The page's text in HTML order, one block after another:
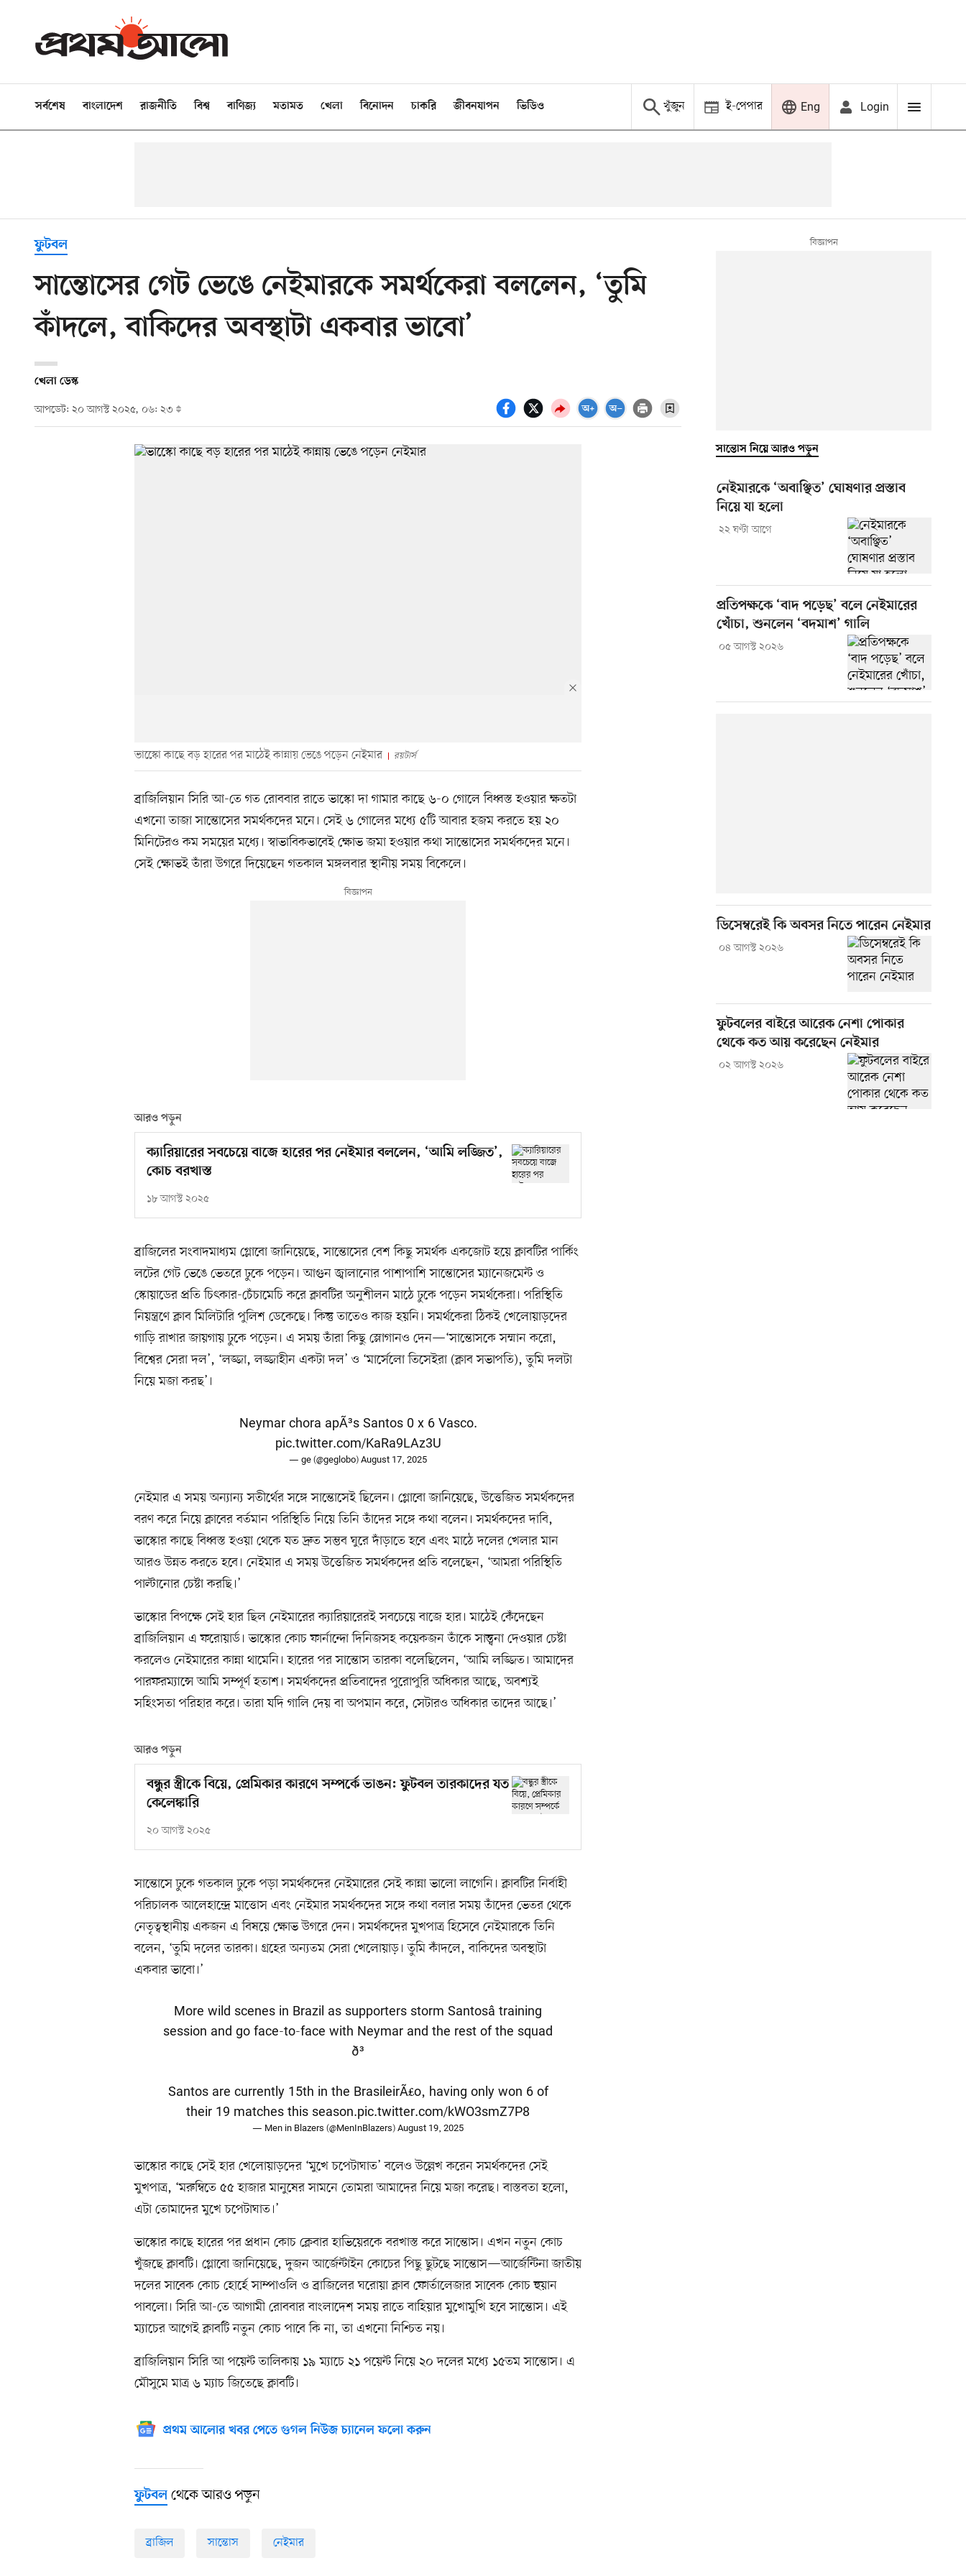
সর্বশেষ বাংলাদেশ রাজনীতি বিশ্ব বাণিজ্য মতামত খেলা বিনোদন চাকরি জীবনযাপন ভিডিও খুঁজুন ই-পেপার Eng Login
ফুটবল
সান্তোসের গেট ভেঙে নেইমারকে সমর্থকেরা বললেন, ‘তুমি
কাঁদলে, বাকিদের অবস্থাটা একবার ভাবো’
খেলা ডেস্ক
আপডেট: ২০ আগস্ট ২০২৫, ০৬: ২৩
ভাস্কোে কাছে বড় হারের পর মাঠেই কান্নায় ভেঙে পড়েন নেইমার রয়টার্স
ব্রাজিলিয়ান সিরি আ-তে গত রোববার রাতে ভাস্কো দা গামার কাছে ৬-০ গোলে বিধ্বস্ত হওয়ার ক্ষতটা
এখনো তাজা সান্তোসের সমর্থকদের মনে। সেই ৬ গোলের মধ্যে ৫টি আবার হজম করতে হয় ২০
মিনিটেরও কম সময়ের মধ্যে। স্বাভাবিকভাবেই ক্ষোভ জমা হওয়ার কথা সান্তোসের সমর্থকদের মনে।
সেই ক্ষোভই তাঁরা উগরে দিয়েছেন গতকাল মঙ্গলবার স্থানীয় সময় বিকেলে।
আরও পড়ুন
ক্যারিয়ারের সবচেয়ে বাজে হারের পর নেইমার বললেন, ‘আমি লজ্জিত’,
কোচ বরখাস্ত
১৮ আগস্ট ২০২৫
ব্রাজিলের সংবাদমাধ্যম গ্লোবো জানিয়েছে, সান্তোসের বেশ কিছু সমর্থক একজোট হয়ে ক্লাবটির পার্কিং
লটের গেট ভেঙে ভেতরে ঢুকে পড়েন। আগুন জ্বালানোর পাশাপাশি সান্তোসের ম্যানেজমেন্ট ও
স্কোয়াডের প্রতি চিৎকার-চেঁচামেচি করে ক্লাবটির অনুশীলন মাঠে ঢুকে পড়েন সমর্থকেরা। পরিস্থিতি
নিয়ন্ত্রণে ক্লাব মিলিটারি পুলিশ ডেকেছে। কিন্তু তাতেও কাজ হয়নি। সমর্থকেরা ঠিকই খেলোয়াড়দের
গাড়ি রাখার জায়গায় ঢুকে পড়েন। এ সময় তাঁরা কিছু স্লোগানও দেন—‘সান্তোসকে সম্মান করো,
বিশ্বের সেরা দল’, ‘লজ্জা, লজ্জাহীন একটা দল’ ও ‘মার্সেলো তিসেইরা (ক্লাব সভাপতি), তুমি দলটা
নিয়ে মজা করছ’।
Neymar chora apÃ³s Santos 0 x 6 Vasco.
pic.twitter.com/KaRa9LAz3U
— ge (@geglobo)August 17, 2025
নেইমার এ সময় অন্যান্য সতীর্থের সঙ্গে সান্তোসেই ছিলেন। গ্লোবো জানিয়েছে, উত্তেজিত সমর্থকদের
বরণ করে নিয়ে ক্লাবের বর্তমান পরিস্থিতি নিয়ে তিনি তাঁদের সঙ্গে কথা বলেন। সমর্থকদের দাবি,
ভাস্কোর কাছে বিধ্বস্ত হওয়া থেকে যত দ্রুত সম্ভব ঘুরে দাঁড়াতে হবে এবং মাঠে দলের খেলার মান
আরও উন্নত করতে হবে। নেইমার এ সময় উত্তেজিত সমর্থকদের প্রতি বলেছেন, ‘আমরা পরিস্থিতি
পাল্টানোর চেষ্টা করছি।’
ভাস্কোর বিপক্ষে সেই হার ছিল নেইমারের ক্যারিয়ারেরই সবচেয়ে বাজে হার। মাঠেই কেঁদেছেন
ব্রাজিলিয়ান এ ফরোয়ার্ড। ভাস্কোর কোচ ফার্নান্দো দিনিজসহ কয়েকজন তাঁকে সান্ত্বনা দেওয়ার চেষ্টা
করলেও নেইমারের কান্না থামেনি। হারের পর সান্তোস তারকা বলেছিলেন, ‘আমি লজ্জিত। আমাদের
পারফরম্যান্সে আমি সম্পূর্ণ হতাশ। সমর্থকদের প্রতিবাদের পুরোপুরি অধিকার আছে, অবশ্যই
সহিংসতা পরিহার করে। তারা যদি গালি দেয় বা অপমান করে, সেটারও অধিকার তাদের আছে।’
আরও পড়ুন
বন্ধুর স্ত্রীকে বিয়ে, প্রেমিকার কারণে সম্পর্কে ভাঙন: ফুটবল তারকাদের যত
কেলেঙ্কারি
২০ আগস্ট ২০২৫
সান্তোসে ঢুকে গতকাল ঢুকে পড়া সমর্থকদের নেইমারের সেই কান্না ভালো লাগেনি। ক্লাবটির নির্বাহী
পরিচালক আলেহান্দ্রে মাত্তোস এবং নেইমার সমর্থকদের সঙ্গে কথা বলার সময় তাঁদের ভেতর থেকে
নেতৃত্বস্থানীয় একজন এ বিষয়ে ক্ষোভ উগরে দেন। সমর্থকদের মুখপাত্র হিসেবে নেইমারকে তিনি
বলেন, ‘তুমি দলের তারকা। গ্রহের অন্যতম সেরা খেলোয়াড়। তুমি কাঁদলে, বাকিদের অবস্থাটা
একবার ভাবো।’
More wild scenes in Brazil as supporters storm Santosâ training
session and go face-to-face with Neymar and the rest of the squad
ð³
Santos are currently 15th in the BrasileirÃ£o, having only won 6 of
their 19 matches this season.pic.twitter.com/kWO3smZ7P8
— Men in Blazers (@MenInBlazers)August 19, 2025
ভাস্কোর কাছে সেই হার খেলোয়াড়দের ‘মুখে চপেটাঘাত’ বলেও উল্লেখ করেন সমর্থকদের সেই
মুখপাত্র, ‘মরুম্বিতে ৫৫ হাজার মানুষের সামনে তোমরা আমাদের নিয়ে মজা করেছ। বাস্তবতা হলো,
এটা তোমাদের মুখে চপেটাঘাত।’
ভাস্কোর কাছে হারের পর প্রধান কোচ ক্লেবার হাভিয়েরকে বরখাস্ত করে সান্তোস। এখন নতুন কোচ
খুঁজছে ক্লাবটি। গ্লোবো জানিয়েছে, দুজন আর্জেন্টাইন কোচের পিছু ছুটছে সান্তোস—আর্জেন্টিনা জাতীয়
দলের সাবেক কোচ হোর্হে সাম্পাওলি ও ব্রাজিলের ঘরোয়া ক্লাব ফোর্তালেজার সাবেক কোচ হুয়ান
পাবলো। সিরি আ-তে আগামী রোববার বাংলাদেশ সময় রাতে বাহিয়ার মুখোমুখি হবে সান্তোস। এই
ম্যাচের আগেই ক্লাবটি নতুন কোচ পাবে কি না, তা এখনো নিশ্চিত নয়।
ব্রাজিলিয়ান সিরি আ পয়েন্ট তালিকায় ১৯ ম্যাচে ২১ পয়েন্ট নিয়ে ২০ দলের মধ্যে ১৫তম সান্তোস। এ
মৌসুমে মাত্র ৬ ম্যাচ জিতেছে ক্লাবটি।
প্রথম আলোর খবর পেতে গুগল নিউজ চ্যানেল ফলো করুন
ফুটবল থেকে আরও পড়ুন
ব্রাজিল সান্তোস নেইমার
সান্তোস নিয়ে আরও পড়ুন
নেইমারকে ‘অবাঞ্ছিত’ ঘোষণার প্রস্তাব
নিয়ে যা হলো
২২ ঘণ্টা আগে
প্রতিপক্ষকে ‘বাদ পড়েছ’ বলে নেইমারের
খোঁচা, শুনলেন ‘বদমাশ’ গালি
০৫ আগস্ট ২০২৬
ডিসেম্বরেই কি অবসর নিতে পারেন নেইমার
০৪ আগস্ট ২০২৬
ফুটবলের বাইরে আরেক নেশা পোকার
থেকে কত আয় করেছেন নেইমার
০২ আগস্ট ২০২৬